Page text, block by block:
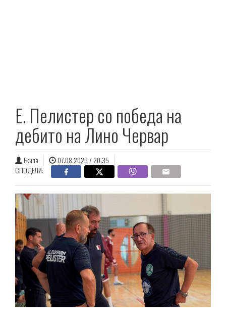
E. Пелистер со победа на
дебито на Лино Червар
Екипа
07.08.2026 / 20:35
СПОДЕЛИ: